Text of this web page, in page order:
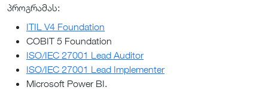
პროგრამას:
ITIL V4 Foundation
COBIT 5 Foundation
ISO/IEC 27001 Lead Auditor
ISO/IEC 27001 Lead Implementer
Microsoft Power BI.